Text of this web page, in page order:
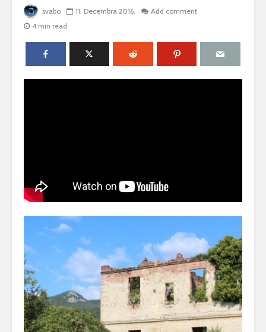
svabo 11. Decembra 2016.
Add comment
4 min read